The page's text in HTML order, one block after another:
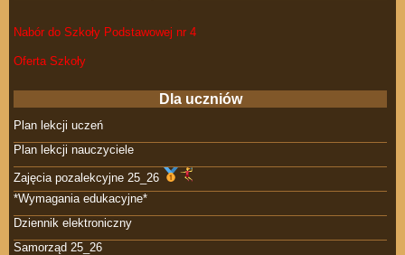
Nabór do Szkoły Podstawowej nr 4
Oferta Szkoły
Dla uczniów
Plan lekcji uczeń
Plan lekcji nauczyciele
Zajęcia pozalekcyjne 25_26
*Wymagania edukacyjne*
Dziennik elektroniczny
Samorząd 25_26